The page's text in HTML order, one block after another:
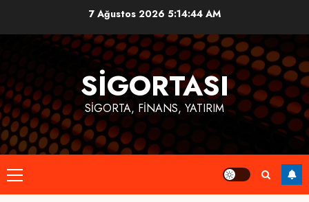
7 Ağustos 2026 5:14:45 AM
SIGORTASI
SIGORTA, FINANS, YATIRIM
Primary
Menu